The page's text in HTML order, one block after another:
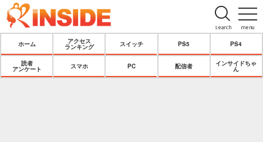
menu
search
ホーム
アクセス
ランキング
スイッチ PS5 PS4
読者
アンケート
スマホ PC 配信者
インサイドちゃ
ん